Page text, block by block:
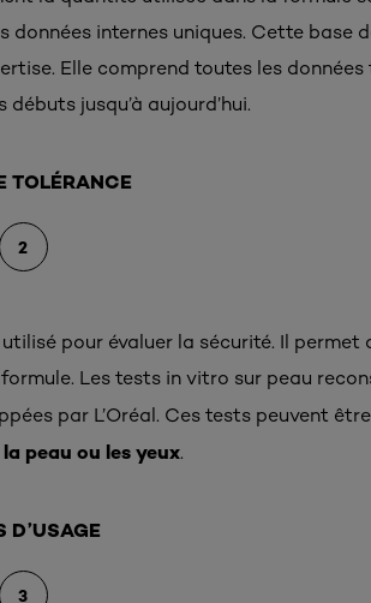
internes uniques. Cette base
Elle comprend toutes les
jusqu’à aujourd’hui.
TOLÉRANCE
2
pour évaluer la sécurité. Il permet
Les tests in vitro sur peau
par L’Oréal. Ces tests peuvent
peau ou les yeux.
D’USAGE
3